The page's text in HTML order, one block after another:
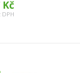
Kč